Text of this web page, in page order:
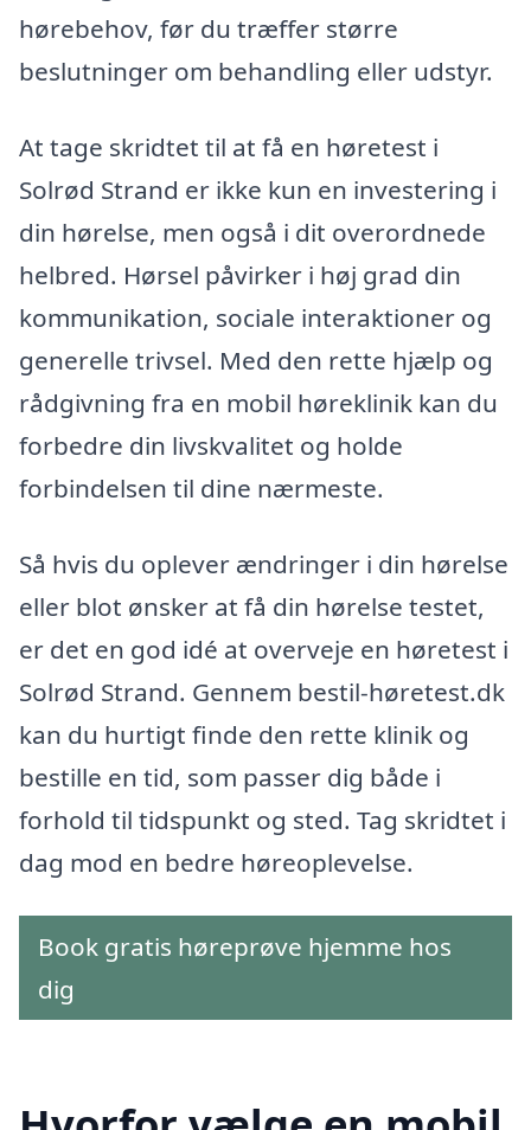
hørebehov, før du træffer større
beslutninger om behandling eller udstyr.
At tage skridtet til at få en høretest i
Solrød Strand er ikke kun en investering i
din hørelse, men også i dit overordnede
helbred. Hørsel påvirker i høj grad din
kommunikation, sociale interaktioner og
generelle trivsel. Med den rette hjælp og
rådgivning fra en mobil høreklinik kan du
forbedre din livskvalitet og holde
forbindelsen til dine nærmeste.
Så hvis du oplever ændringer i din hørelse
eller blot ønsker at få din hørelse testet,
er det en god idé at overveje en høretest i
Solrød Strand. Gennem bestil-høretest.dk
kan du hurtigt finde den rette klinik og
bestille en tid, som passer dig både i
forhold til tidspunkt og sted. Tag skridtet i
dag mod en bedre høreoplevelse.
Book gratis høreprøve hjemme hos
dig